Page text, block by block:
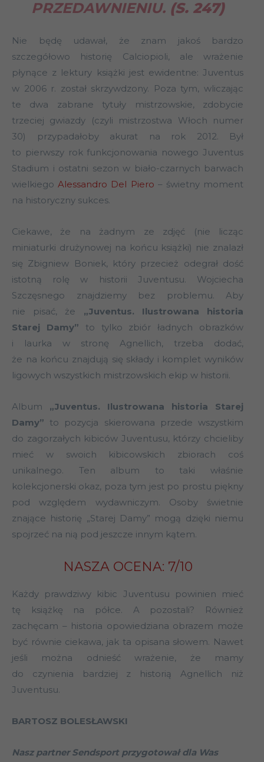
PRZEDAWNIENIU. (S. 247)
Nie będę udawał, że znam jakoś bardzo
szczegółowo historię Calciopioli, ale wrażenie
płynące z lektury książki jest ewidentne: Juventus
w 2006 r. został skrzywdzony. Poza tym, wliczając
te dwa zabrane tytuły mistrzowskie, zdobycie
trzeciej gwiazdy (czyli mistrzostwa Włoch numer
30) przypadałoby akurat na rok 2012. Był
to pierwszy rok funkcjonowania nowego Juventus
Stadium i ostatni sezon w biało-czarnych barwach
wielkiegoAlessandro Del Piero – świetny moment
na historyczny sukces.
Ciekawe, że na żadnym ze zdjęć (nie licząc
miniaturki drużynowej na końcu książki) nie znalazł
się Zbigniew Boniek, który przecież odegrał dość
istotną rolę w historii Juventusu. Wojciecha
Szczęsnego znajdziemy bez problemu. Aby
nie pisać, że „Juventus. Ilustrowana historia
Starej Damy” to tylko zbiór ładnych obrazków
i laurka w stronę Agnellich, trzeba dodać,
że na końcu znajdują się składy i komplet wyników
ligowych wszystkich mistrzowskich ekip w historii.
Album „Juventus. Ilustrowana historia Starej
Damy” to pozycja skierowana przede wszystkim
do zagorzałych kibiców Juventusu, którzy chcieliby
mieć w swoich kibicowskich zbiorach coś
unikalnego. Ten album to taki właśnie
kolekcjonerski okaz, poza tym jest po prostu piękny
pod względem wydawniczym. Osoby świetnie
znające historię „Starej Damy” mogą dzięki niemu
spojrzeć na nią pod jeszcze innym kątem.
NASZA OCENA: 7/10
Każdy prawdziwy kibic Juventusu powinien mieć
tę książkę na półce. A pozostali? Również
zachęcam – historia opowiedziana obrazem może
być równie ciekawa, jak ta opisana słowem. Nawet
jeśli można odnieść wrażenie, że mamy
do czynienia bardziej z historią Agnellich niż
Juventusu.
BARTOSZ BOLESŁAWSKI
Nasz partner Sendsport przygotował dla Was